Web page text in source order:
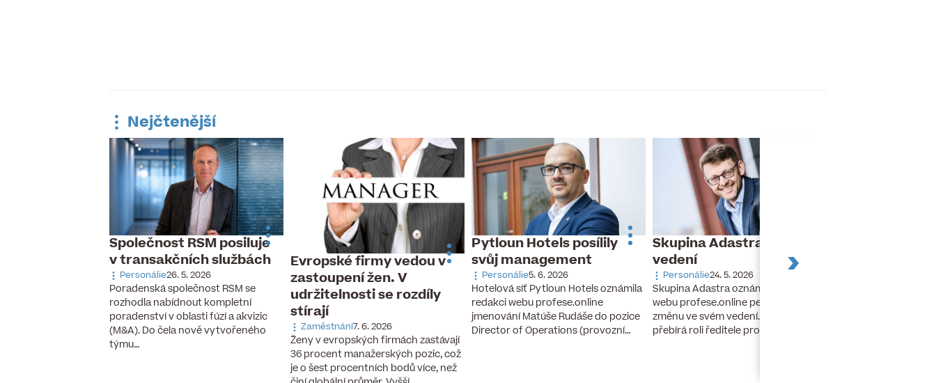
Nejčtenější
Společnost RSM posiluje
v transakčních službách
Personálie26. 5. 2026
Poradenská společnost RSM se
rozhodla nabídnout kompletní
poradenství v oblasti fúzí a akvizic
(M&A). Do čela nově vytvořeného
týmu…
Evropské firmy vedou v
zastoupení žen. V
udržitelnosti se rozdíly
stírají
Zaměstnání7. 6. 2026
Ženy v evropských firmách zastávají
36 procent manažerských pozic, což
je o šest procentních bodů více, než
Pytloun Hotels posílily
svůj management
Personálie5. 6. 2026
Hotelová síť Pytloun Hotels oznámila
redakci webu profese.online
jmenování Matúše Rudáše do pozice
Director of Operations (provozní…
Skupina Adastra mění své
vedení
Personálie24. 5. 2026
Skupina Adastra oznámila redakci
webu profese.online personální
změnu ve svém vedení. Petr Zelenka
přebírá roli ředitele pro umělou…